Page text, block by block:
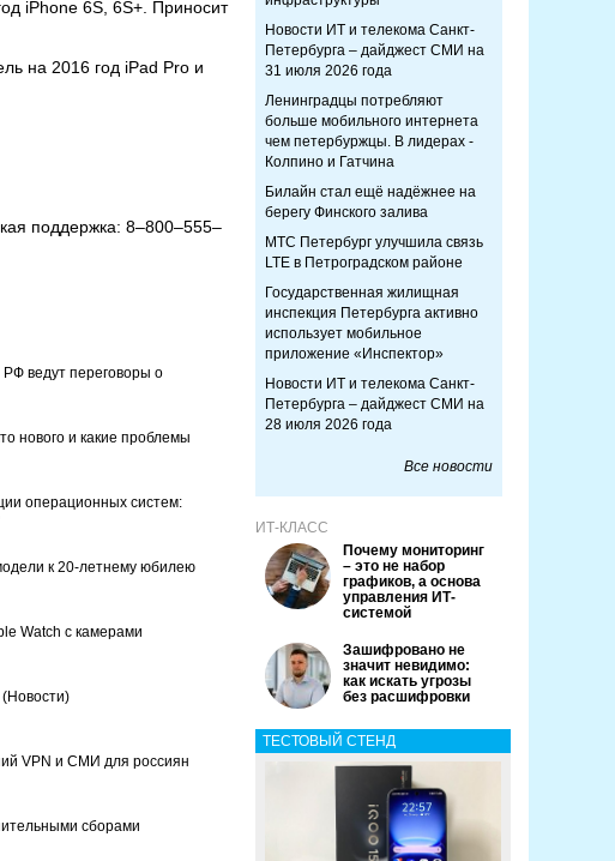
iPhone 6S, 6S+. Приносит
на 2016 год iPad Pro и
поддержка: 8–800–555–
ведут переговоры о
нового и какие проблемы
операционных систем:
к 20-летнему юбилею
Watch с камерами
(Новости)
VPN и СМИ для россиян
сборами
Новости ИТ и телекома Санкт-
Петербурга – дайджест СМИ на
31 июля 2026 года
Ленинградцы потребляют
больше мобильного интернета
чем петербуржцы. В лидерах -
Колпино и Гатчина
Билайн стал ещё надёжнее на
берегу Финского залива
МТС Петербург улучшила связь
LTE в Петроградском районе
Государственная жилищная
инспекция Петербурга активно
использует мобильное
приложение «Инспектор»
Новости ИТ и телекома Санкт-
Петербурга – дайджест СМИ на
28 июля 2026 года
Все новости
ИТ-КЛАСС
Почему мониторинг
– это не набор
графиков, а основа
управления ИТ-
системой
Зашифровано не
значит невидимо:
как искать угрозы
без расшифровки
ТЕСТОВЫЙ СТЕНД